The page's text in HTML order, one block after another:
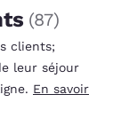
(87)
clients;
leur séjour
En savoir